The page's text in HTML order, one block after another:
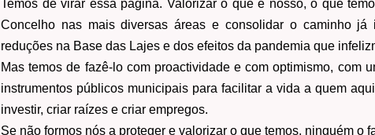
Temos de virar essa página. Valorizar o que é nosso, o que
Concelho nas mais diversas áreas e consolidar o caminho
reduções na Base das Lajes e dos efeitos da pandemia que
Mas temos de fazê-lo com proactividade e com optimismo, com
instrumentos públicos municipais para facilitar a vida a quem
investir, criar raízes e criar empregos.
Se não formos nós a proteger e valorizar o que temos, ninguém o